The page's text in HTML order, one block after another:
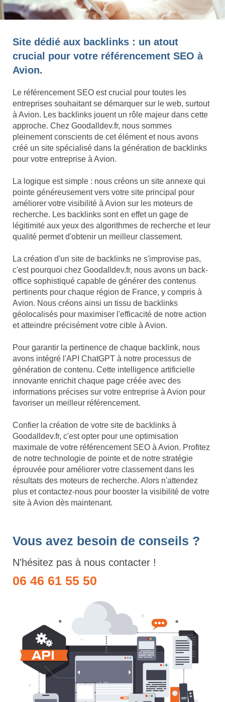
Site dédié aux backlinks : un atout
crucial pour votre référencement SEO à
Avion.
Le référencement SEO est crucial pour toutes les
entreprises souhaitant se démarquer sur le web, surtout
à Avion. Les backlinks jouent un rôle majeur dans cette
approche. Chez Goodalldev.fr, nous sommes
pleinement conscients de cet élément et nous avons
créé un site spécialisé dans la génération de backlinks
pour votre entreprise à Avion.
La logique est simple : nous créons un site annexe qui
pointe généreusement vers votre site principal pour
améliorer votre visibilité à Avion sur les moteurs de
recherche. Les backlinks sont en effet un gage de
légitimité aux yeux des algorithmes de recherche et leur
qualité permet d'obtenir un meilleur classement.
La création d'un site de backlinks ne s'improvise pas,
c'est pourquoi chez Goodalldev.fr, nous avons un back-
office sophistiqué capable de générer des contenus
pertinents pour chaque région de France, y compris à
Avion. Nous créons ainsi un tissu de backlinks
géolocalisés pour maximiser l'efficacité de notre action
et atteindre précisément votre cible à Avion.
Pour garantir la pertinence de chaque backlink, nous
avons intégré l'API ChatGPT à notre processus de
génération de contenu. Cette intelligence artificielle
innovante enrichit chaque page créée avec des
informations précises sur votre entreprise à Avion pour
favoriser un meilleur référencement.
Confier la création de votre site de backlinks à
Goodalldev.fr, c'est opter pour une optimisation
maximale de votre référencement SEO à Avion. Profitez
de notre technologie de pointe et de notre stratégie
éprouvée pour améliorer votre classement dans les
résultats des moteurs de recherche. Alors n'attendez
plus et contactez-nous pour booster la visibilité de votre
site à Avion dès maintenant.
Vous avez besoin de conseils ?
N'hésitez pas à nous contacter !
06 46 61 55 50